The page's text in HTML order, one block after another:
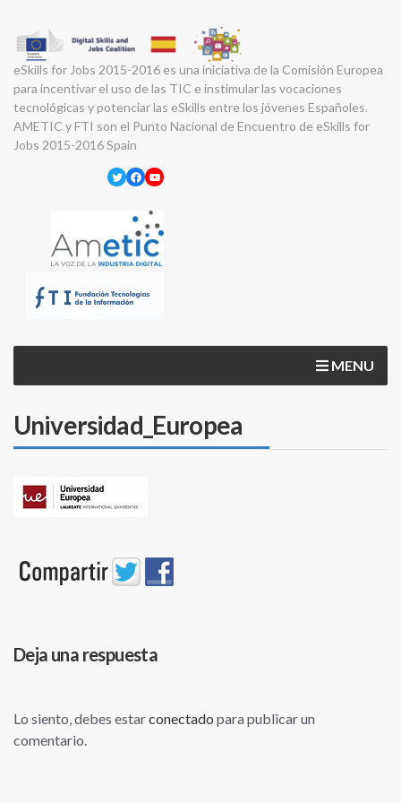
eSkills for Jobs 2015-2016 es una iniciativa de la Comisión Europea
para incentivar el uso de las TIC e instimular las vocaciones
tecnológicas y potenciar las eSkills entre los jóvenes Españoles.
AMETIC y FTI son el Punto Nacional de Encuentro de eSkills for
Jobs 2015-2016 Spain
Twitter
Facebook
YouTube
MENU
Universidad_Europea
Deja una respuesta
Lo siento, debes estarconectado para publicar un
comentario.